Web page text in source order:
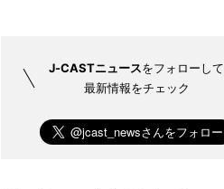
J-CASTニュースをフォローして
最新情報をチェック